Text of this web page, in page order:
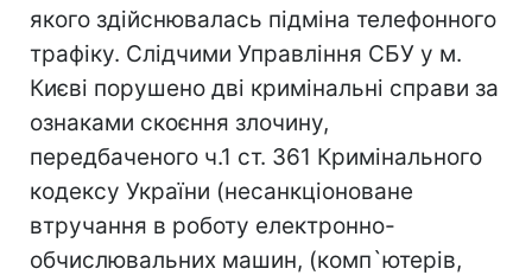
якого здійснювалась підміна телефонного
трафіку. Слідчими Управління СБУ у м.
Києві порушено дві кримінальні справи за
ознаками скоєння злочину,
передбаченого ч.1 ст. 361 Кримінального
кодексу України (несанкціоноване
втручання в роботу електронно-
обчислювальних машин, (комп`ютерів,